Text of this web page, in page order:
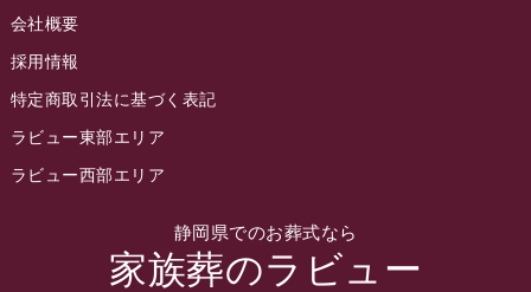
2022年4月
2022年3月
静岡県でのお葬式なら
家族葬のラビュー
会社概要
採用情報
特定商取引法に基づく表記
ラビュー東部エリア
ラビュー西部エリア